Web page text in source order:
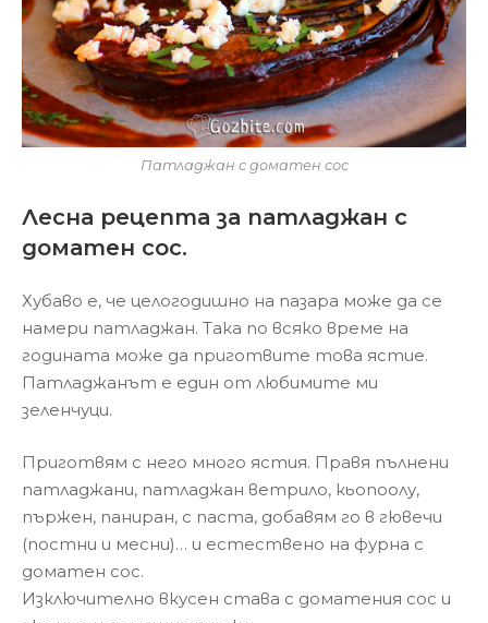
Патладжан с доматен сос
Лесна рецепта за патладжан с
доматен сос.
Хубаво е, че целогодишно на пазара може да се
намери патладжан. Така по всяко време на
годината може да приготвите това ястие.
Патладжанът е един от любимите ми
зеленчуци.
Приготвям с него много ястия. Правя пълнени
патладжани, патладжан ветрило, кьопоолу,
пържен, паниран, с паста, добавям го в гювечи
(постни и месни)… и естествено на фурна с
доматен сос.
Изключително вкусен става с доматения сос и